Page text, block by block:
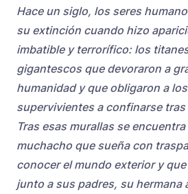
Hace un siglo, los seres
su extinción cuando hizo
imbatible y terrorífico: los
gigantescos que devoraron a
humanidad y que obligaron a
supervivientes a confinarse
Tras esas murallas se
muchacho que sueña con
conocer el mundo exterior y
junto a sus padres, su hermana